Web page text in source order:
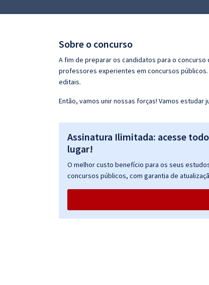
Questões grátis
Conteúdo gratuito
Sobre o concurso
A fim de preparar os candidatos para o concurso
professores experientes em concursos
editais.
Então, vamos unir nossas forças! Vamos estudar
Assinatura Ilimitada: acesse
lugar!
O melhor custo benefício para os seus
concursos públicos, com garantia de